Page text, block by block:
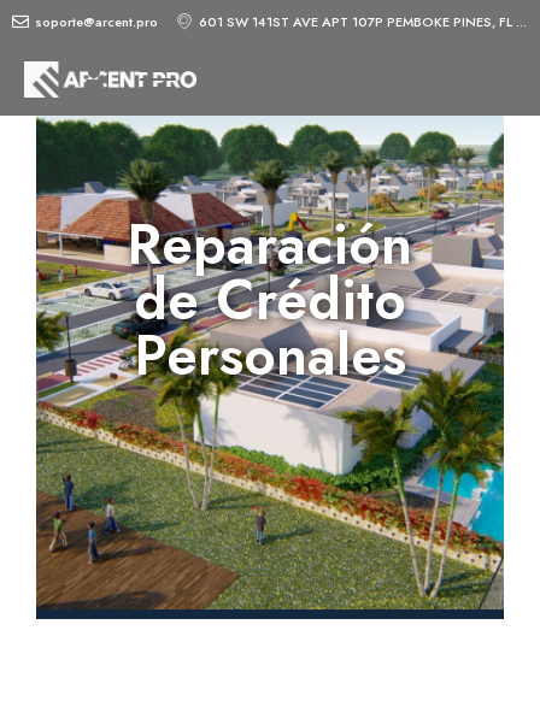
soporte@arcent.pro 601 SW 141ST AVE APT 107P PEMBOKE PINES, FL 33027-1517
Reparación
de Crédito
Personales